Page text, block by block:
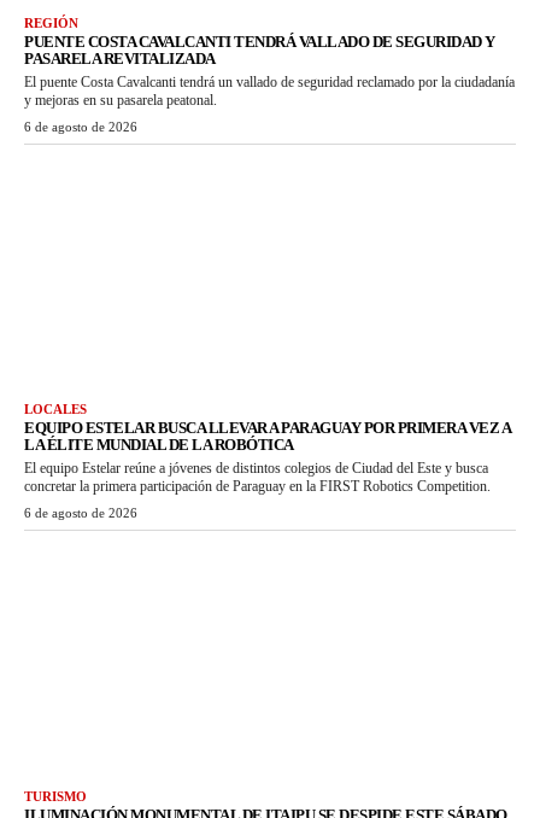
REGIÓN
PUENTE COSTA CAVALCANTI TENDRÁ VALLADO DE SEGURIDAD Y
PASARELA REVITALIZADA
El puente Costa Cavalcanti tendrá un vallado de seguridad reclamado por la ciudadanía
y mejoras en su pasarela peatonal.
6 de agosto de 2026
LOCALES
EQUIPO ESTELAR BUSCA LLEVAR A PARAGUAY POR PRIMERA VEZ A
LA ÉLITE MUNDIAL DE LA ROBÓTICA
El equipo Estelar reúne a jóvenes de distintos colegios de Ciudad del Este y busca
concretar la primera participación de Paraguay en la FIRST Robotics Competition.
6 de agosto de 2026
TURISMO